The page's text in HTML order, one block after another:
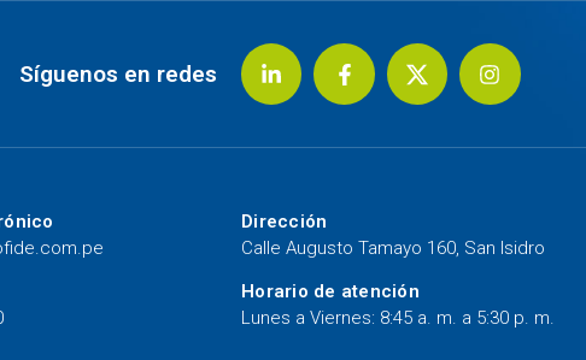
Síguenos en redes
Dirección
Calle Augusto Tamayo 160, San Isidro
Horario de atención
Lunes a Viernes: 8:45 a. m. a 5:30 p. m.